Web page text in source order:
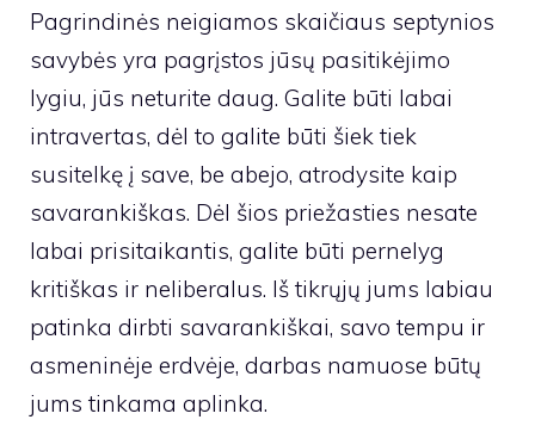
Pagrindinės neigiamos skaičiaus septynios
savybės yra pagrįstos jūsų pasitikėjimo
lygiu, jūs neturite daug. Galite būti labai
intravertas, dėl to galite būti šiek tiek
susitelkę į save, be abejo, atrodysite kaip
savarankiškas. Dėl šios priežasties nesate
labai prisitaikantis, galite būti pernelyg
kritiškas ir neliberalus. Iš tikrųjų jums labiau
patinka dirbti savarankiškai, savo tempu ir
asmeninėje erdvėje, darbas namuose būtų
jums tinkama aplinka.